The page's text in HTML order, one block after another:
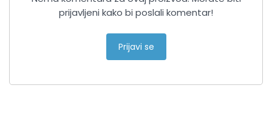
prijavljeni kako bi poslali komentar!
Prijavi se